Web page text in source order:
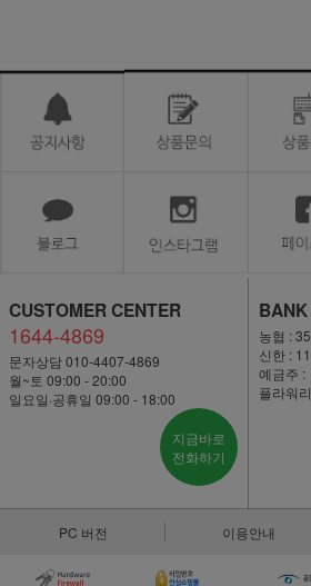
CUSTOMER CENTER
1644-4869
문자상담 010-4407-4869
월~토 09:00 - 20:00
일요일·공휴일 09:00 - 18:00
지금바로
전화하기
농협 :
신한 :
예금주 :
플라워
PC 버전 이용안내